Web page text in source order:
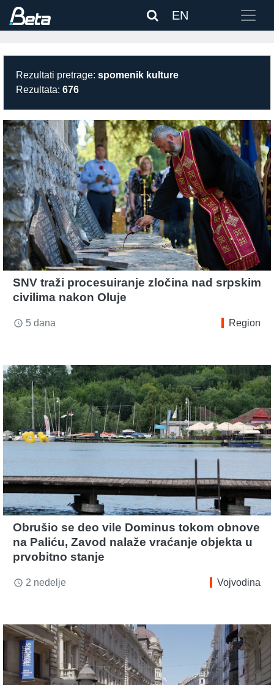
EN
Rezultati pretrage: spomenik kulture
Rezultata: 676
SNV traži procesuiranje zločina nad srpskim
civilima nakon Oluje
access_time 5 dana Region
Obrušio se deo vile Dominus tokom obnove
na Paliću, Zavod nalaže vraćanje objekta u
prvobitno stanje
access_time 2 nedelje Vojvodina